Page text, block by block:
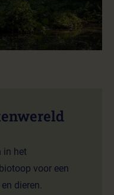
in het
voor een
dieren.